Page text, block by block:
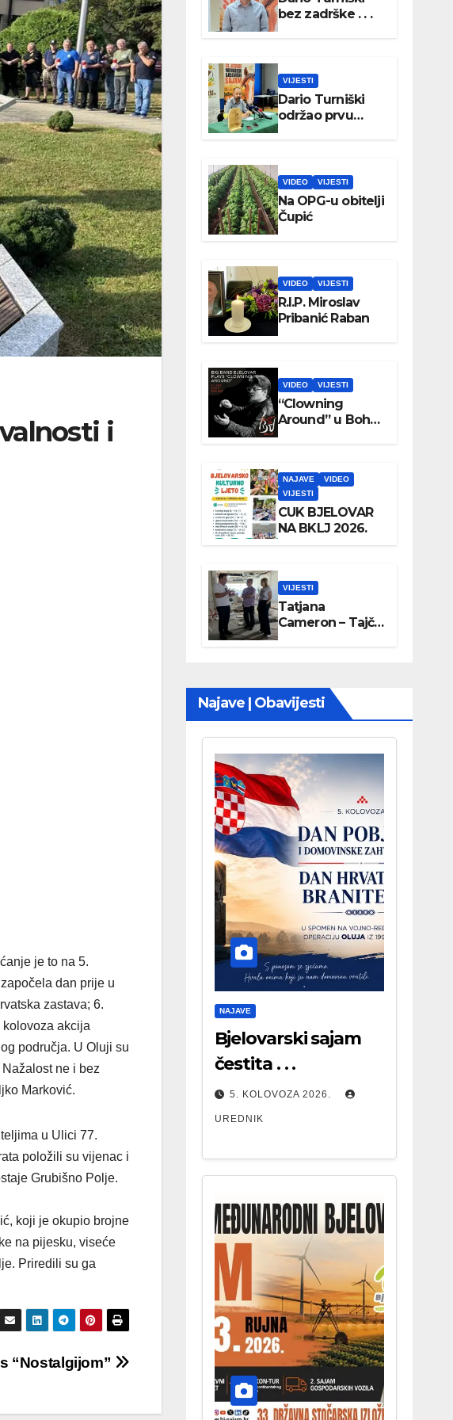
i
je to na 5.
dan prije u
zastava; 6.
kolovoza akcija
područja. U Oluji su
ne i bez
Marković.
u Ulici 77.
položili su vijenac i
Grubišno Polje.
koji je okupio brojne
na pijesku, viseće
Priredili su ga
“Nostalgijom”
bez zadrške . . .
VIJESTI
Dario Turniški
održao prvu
konferenciju za
VIDEO VIJESTI
Na OPG-u obitelji
Čupić
VIDEO VIJESTI
R.I.P. Miroslav
Pribanić Raban
VIDEO VIJESTI
“Clowning
Around” u Boho
parku
NAJAVE
VIDEO
VIJESTI
CUK BJELOVAR
NA BKLJ 2026.
VIJESTI
Tatjana
Cameron – Tajči
posjetila
Najave | Obavijesti
NAJAVE
Bjelovarski sajam
čestita . . .
5. KOLOVOZA 2026.
UREDNIK